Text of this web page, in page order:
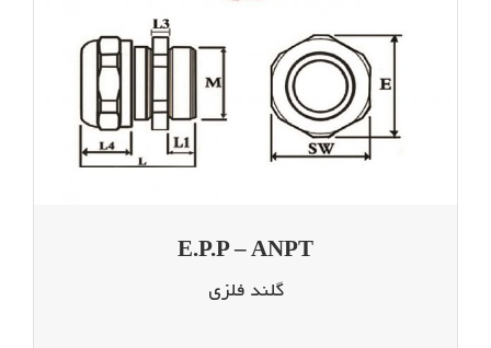
E.P.P – ANPT
گلند فلزی